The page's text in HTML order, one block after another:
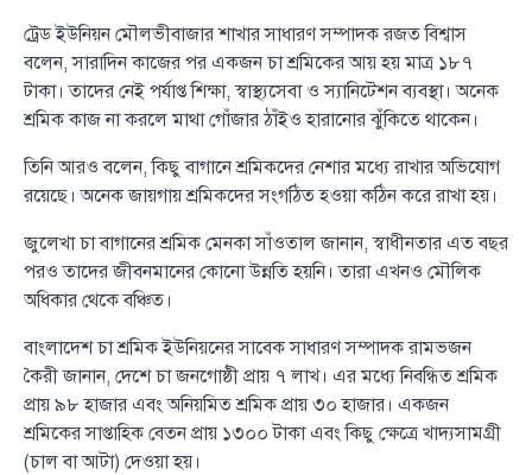
ট্রেড ইউনিয়ন মৌলভীবাজার শাখার সাধারণ সম্পাদক রজত বিশ্বাস
বলেন, সারাদিন কাজের পর একজন চা শ্রমিকের আয় হয় মাত্র ১৮৭
টাকা। তাদের নেই পর্যাপ্ত শিক্ষা, স্বাস্থ্যসেবা ও স্যানিটেশন ব্যবস্থা। অনেক
শ্রমিক কাজ না করলে মাথা গোঁজার ঠাঁইও হারানোর ঝুঁকিতে থাকেন।
তিনি আরও বলেন, কিছু বাগানে শ্রমিকদের নেশার মধ্যে রাখার অভিযোগ
রয়েছে। অনেক জায়গায় শ্রমিকদের সংগঠিত হওয়া কঠিন করে রাখা হয়।
জুলেখা চা বাগানের শ্রমিক মেনকা সাঁওতাল জানান, স্বাধীনতার এত বছর
পরও তাদের জীবনমানের কোনো উন্নতি হয়নি। তারা এখনও মৌলিক
অধিকার থেকে বঞ্চিত।
বাংলাদেশ চা শ্রমিক ইউনিয়নের সাবেক সাধারণ সম্পাদক রামভজন
কৈরী জানান, দেশে চা জনগোষ্ঠী প্রায় ৭ লাখ। এর মধ্যে নিবন্ধিত শ্রমিক
প্রায় ৯৮ হাজার এবং অনিয়মিত শ্রমিক প্রায় ৩০ হাজার। একজন
শ্রমিকের সাপ্তাহিক বেতন প্রায় ১৩০০ টাকা এবং কিছু ক্ষেত্রে খাদ্যসামগ্রী
(চাল বা আটা) দেওয়া হয়।